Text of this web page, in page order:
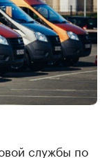
службы по